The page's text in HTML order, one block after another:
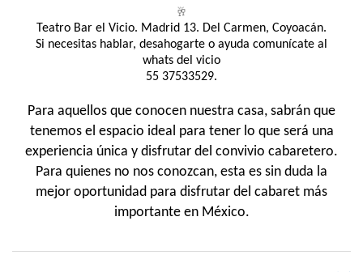
🥂
Teatro Bar el Vicio. Madrid 13. Del Carmen, Coyoacán.
Si necesitas hablar, desahogarte o ayuda comunícate al
whats del vicio
55 37533529.
Para aquellos que conocen nuestra casa, sabrán que
tenemos el espacio ideal para tener lo que será una
experiencia única y disfrutar del convivio cabaretero.
Para quienes no nos conozcan, esta es sin duda la
mejor oportunidad para disfrutar del cabaret más
importante en México.